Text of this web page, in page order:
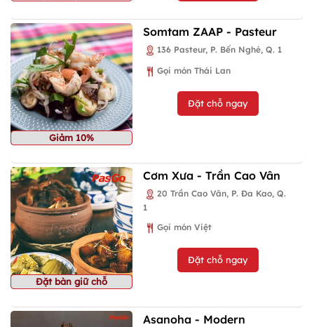
Giảm 10%
Somtam ZAAP - Pasteur
136 Pasteur, P. Bến Nghé, Q. 1
Gọi món Thái Lan
Đặt chỗ ngay
Đặt bàn giữ chỗ
Cơm Xưa - Trần Cao Vân
20 Trần Cao Vân, P. Đa Kao, Q.
1
Gọi món Việt
Đặt chỗ ngay
Asanoha - Modern